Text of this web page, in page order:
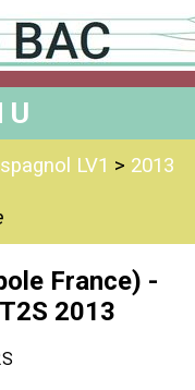
LV1 > 2013
France) -
2013